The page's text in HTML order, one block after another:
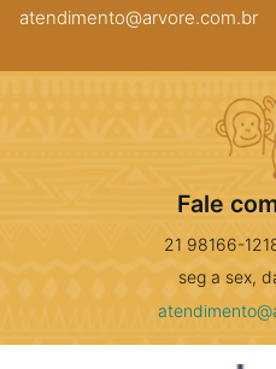
atendimento@arvore.com.br
Fale
21 98166-
seg a sex,